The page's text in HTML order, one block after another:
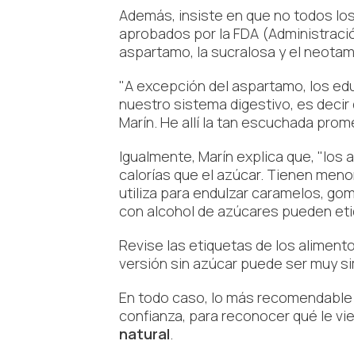
Además, insiste en que no todos
aprobados por la FDA
aspartamo, la sucralosa y el
"A excepción del aspartamo, los
nuestro sistema digestivo, es decir
Marín. He allí la tan escuchada
Igualmente, Marín explica que,
calorías que el azúcar. Tienen
utiliza para endulzar caramelos,
con alcohol de azúcares pueden
Revise las etiquetas de los
versión sin azúcar puede ser muy
En todo caso, lo más
confianza, para reconocer qué le
natural.